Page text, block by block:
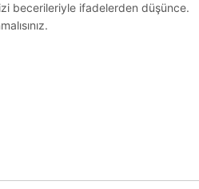
becerileriyle ifadelerden düşünce.